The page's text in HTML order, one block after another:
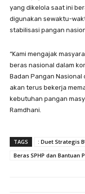
yang dikelola saat ini
digunakan sewaktu-
stabilisasi pangan
“Kami mengajak
beras nasional dalam
Badan Pangan
akan terus bekerja
kebutuhan pangan
Ramdhani.
TAGS
: Duet Strategis
Beras SPHP dan Bantuan